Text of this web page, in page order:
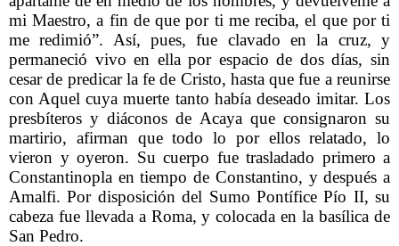
mi Maestro, a fin de que por ti me reciba, el que por ti
me redimió”. Así, pues, fue clavado en la cruz, y
permaneció vivo en ella por espacio de dos días, sin
cesar de predicar la fe de Cristo, hasta que fue a reunirse
con Aquel cuya muerte tanto había deseado imitar. Los
presbíteros y diáconos de Acaya que consignaron su
martirio, afirman que todo lo por ellos relatado, lo
vieron y oyeron. Su cuerpo fue trasladado primero a
Constantinopla en tiempo de Constantino, y después a
Amalfi. Por disposición del Sumo Pontífice Pío II, su
cabeza fue llevada a Roma, y colocada en la basílica de
San Pedro.